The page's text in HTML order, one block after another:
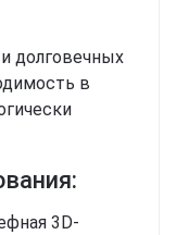
долговечных
в
3D-